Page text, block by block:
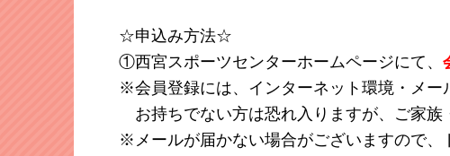
☆申込み方法☆
①西宮スポーツセンターホームページにて、
※会員登録には、インターネット環境・メー
お持ちでない方は恐れ入りますが、ご家族
※メールが届かない場合がございますので、